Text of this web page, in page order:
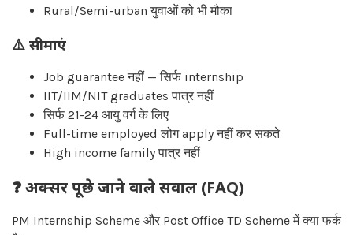
Rural/Semi-urban युवाओं को भी मौका
⚠️ सीमाएं
Job guarantee नहीं — सिर्फ internship
IIT/IIM/NIT graduates पात्र नहीं
सिर्फ 21-24 आयु वर्ग के लिए
Full-time employed लोग apply नहीं कर सकते
High income family पात्र नहीं
❓अक्सर पूछे जाने वाले सवाल (FAQ)
PM Internship Scheme और Post Office TD Scheme में क्या फर्क